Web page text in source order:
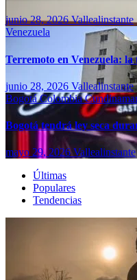
junio 28, 2026Vallealinstante
Venezuela
Terremoto en Venezuela:
junio 28, 2026 Vallealinstante
BogotáColombia
Bogotá tendrá ley seca
mayo 29, 2026Vallealinstante
Últimas
Populares
Tendencias